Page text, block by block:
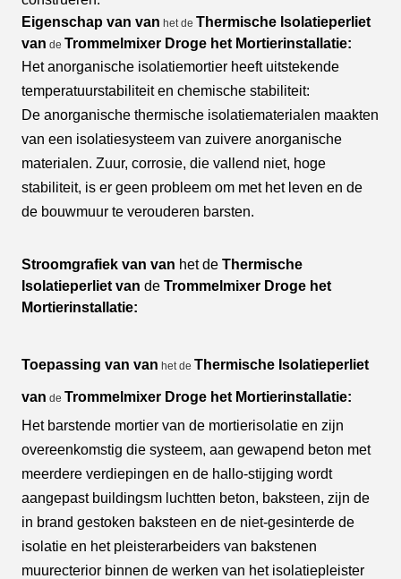
Eigenschap van van het de Thermische Isolatieperliet
van de Trommelmixer Droge het Mortierinstallatie:
Het anorganische isolatiemortier heeft uitstekende
temperatuurstabiliteit en chemische stabiliteit:
De anorganische thermische isolatiematerialen maakten
van een isolatiesysteem van zuivere anorganische
materialen. Zuur, corrosie, die vallend niet, hoge
stabiliteit, is er geen probleem om met het leven en de
de bouwmuur te verouderen barsten.
Stroomgrafiek van van het de Thermische
Isolatieperliet van de Trommelmixer Droge het
Mortierinstallatie:
Toepassing van van het de Thermische Isolatieperliet
van de Trommelmixer Droge het Mortierinstallatie:
Het barstende mortier van de mortierisolatie en zijn
overeenkomstig die systeem, aan gewapend beton met
meerdere verdiepingen en de hallo-stijging wordt
aangepast buildingsm luchtten beton, baksteen, zijn de
in brand gestoken baksteen en de niet-gesinterde de
isolatie en het pleisterarbeiders van bakstenen
muurecterior binnen de werken van het isolatiepleister